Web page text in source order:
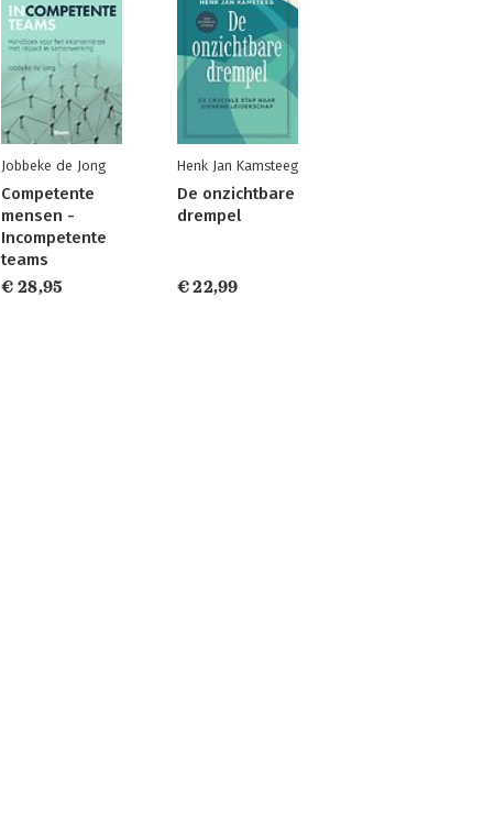
Jobbeke de Jong
Competente
mensen -
Incompetente
teams
€ 28,95
Henk Jan Kamsteeg
De onzichtbare
drempel
€ 22,99